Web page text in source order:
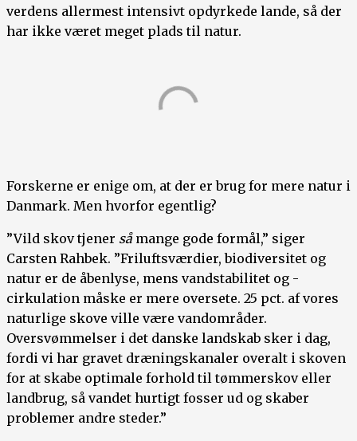
verdens allermest intensivt opdyrkede lande, så der
har ikke været meget plads til natur.
Forskerne er enige om, at der er brug for mere natur i
Danmark. Men hvorfor egentlig?
”Vild skov tjener såmange gode formål,” siger
Carsten Rahbek. ”Friluftsværdier, biodiversitet og
natur er de åbenlyse, mens vandstabilitet og -
cirkulation måske er mere oversete. 25 pct. af vores
naturlige skove ville være vandområder.
Oversvømmelser i det danske landskab sker i dag,
fordi vi har gravet dræningskanaler overalt i skoven
for at skabe optimale forhold til tømmerskov eller
landbrug, så vandet hurtigt fosser ud og skaber
problemer andre steder.”